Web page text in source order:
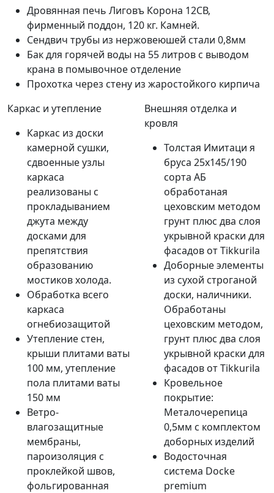
Дровянная печь Лиговъ Корона 12СВ,
фирменный поддон, 120 кг. Камней.
Сендвич трубы из нержовеюшей стали 0,8мм
Бак для горячей воды на 55 литров с выводом
крана в помывочное отделение
Прохотка через стену из жаростойкого кирпича
Каркас и утепление
Каркас из доски
камерной сушки,
сдвоенные узлы
каркаса
реализованы с
прокладыванием
джута между
досками для
препятствия
образованию
мостиков холода.
Обработка всего
каркаса
огнебиозащитой
Утепление стен,
крыши плитами ваты
100 мм, утепление
пола плитами ваты
150 мм
Ветро-
влагозащитные
мембраны,
пароизоляция с
проклейкой швов,
фольгированная
Внешняя отделка и
кровля
Толстая Имитаци я
бруса 25х145/190
сорта АБ
обработаная
цеховским методом
грунт плюс два слоя
укрывной краски для
фасадов от Tikkurila
Доборные элементы
из сухой строганой
доски, наличники.
Обработаны
цеховским методом,
грунт плюс два слоя
укрывной краски для
фасадов от Tikkurila
Кровельное
покрытие:
Металочерепица
0,5мм с комплектом
доборных изделий
Водосточная
система Docke
premium